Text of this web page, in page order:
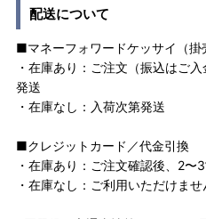
配送について
■マネーフォワードケッサイ（掛
・在庫あり：ご注文（振込はご
発送
・在庫なし：入荷次第発送
■クレジットカード／代金引換
・在庫あり：ご注文確認後、2〜
・在庫なし：ご利用いただけませ